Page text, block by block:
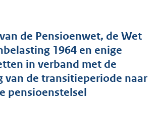
s
g
r
o
o
t
de Pensioenwet, de Wet
1964 en enige
in verband met de
van de transitieperiode naar
pensioenstelsel